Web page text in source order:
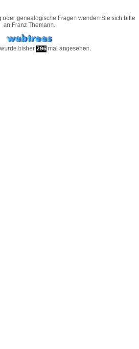
oder genealogische Fragen wenden Sie sich bitte
an Franz Themann.
bisher 296 mal angesehen.